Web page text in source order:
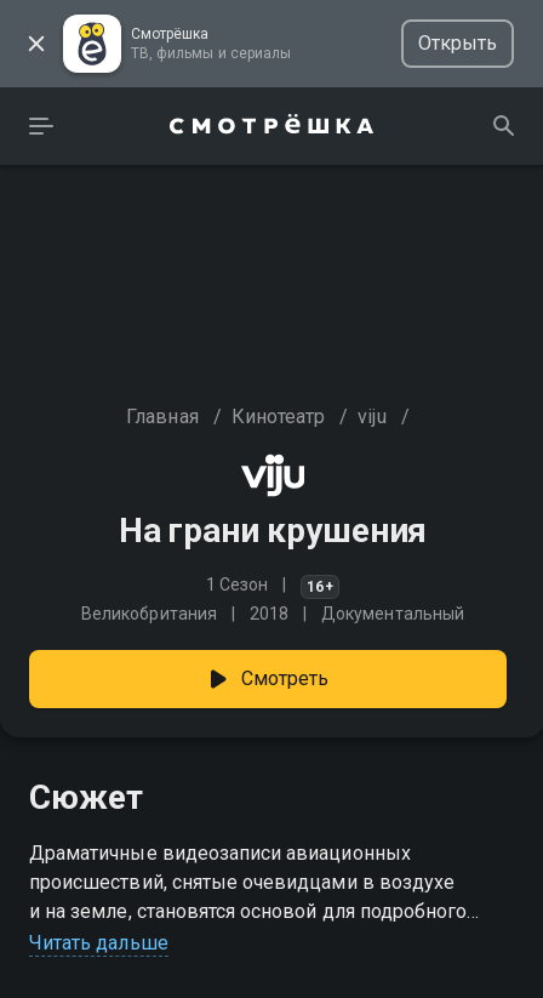
Смотрёшка
ТВ, фильмы и сериалы
Открыть
Главная / Кинотеатр / viju /
На грани крушения
1 Сезон 16+
Великобритания 2018 Документальный
Смотреть
Сюжет
Драматичные видеозаписи авиационных
происшествий, снятые очевидцами в воздухе
и на земле, становятся основой для подробного
разбора опасных ситуаций. Каждая история
Читать дальше